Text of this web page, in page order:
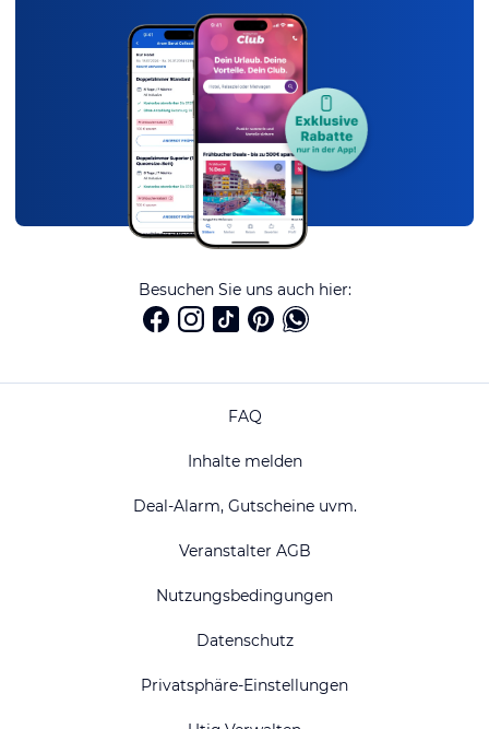
Besuchen Sie uns auch hier:
FAQ
Inhalte melden
Deal-Alarm, Gutscheine uvm.
Veranstalter AGB
Nutzungsbedingungen
Datenschutz
Privatsphäre-Einstellungen